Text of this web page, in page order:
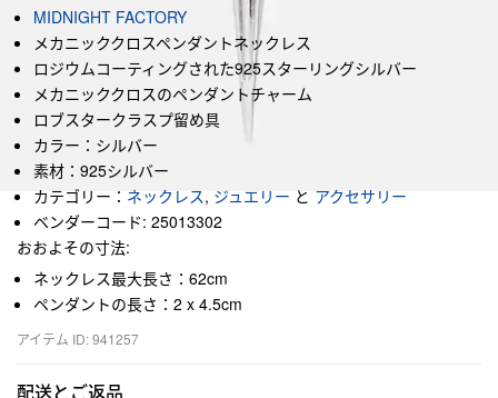
MIDNIGHT FACTORY
メカニッククロスペンダントネックレス
ロジウムコーティングされた925スターリングシルバー
メカニッククロスのペンダントチャーム
ロブスタークラスプ留め具
カラー：シルバー
素材：925シルバー
カテゴリー： ネックレス, ジュエリー と アクセサリー
ベンダーコード: 25013302
おおよその寸法:
ネックレス最大長さ：62cm
ペンダントの長さ：2 x 4.5cm
アイテム ID: 941257
配送とご返品